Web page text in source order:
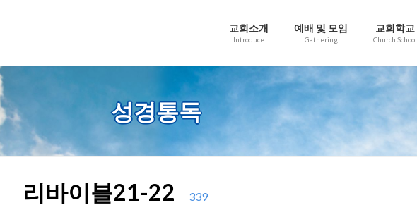
교회소개
Introduce
예배 및 모임
Gathering
교회학교
Church School
성경통독
리바이블21-22 339